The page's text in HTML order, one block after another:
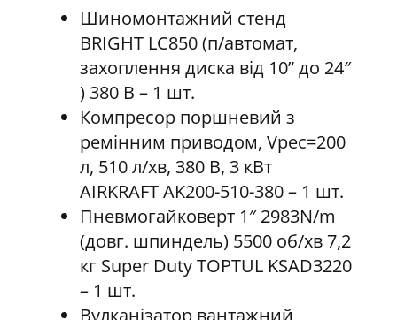
Шиномонтажний стенд
BRIGHT LC850 (п/автомат,
захоплення диска від 10” до 24″
) 380 В – 1 шт.
Компресор поршневий з
ремінним приводом, Vрес=200
л, 510 л/хв, 380 В, 3 кВт
AIRKRAFT AK200-510-380 – 1 шт.
Пневмогайковерт 1″ 2983N/m
(довг. шпиндель) 5500 об/хв 7,2
кг Super Duty TOPTUL KSAD3220
– 1 шт.
Вулканізатор вантажний